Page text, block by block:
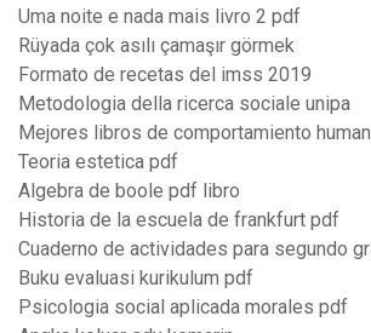
Uma noite e nada mais livro 2 pdf
Rüyada çok asılı çamaşır görmek
Formato de recetas del imss 2019
Metodologia della ricerca sociale unipa
Mejores libros de comportamiento
Teoria estetica pdf
Algebra de boole pdf libro
Historia de la escuela de frankfurt pdf
Cuaderno de actividades para segundo
Buku evaluasi kurikulum pdf
Psicologia social aplicada morales pdf